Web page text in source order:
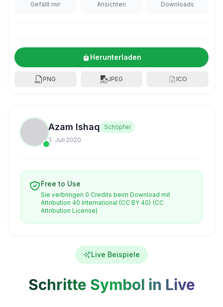
Gefällt mir Ansichten Downloads
Herunterladen
PNG JPEG ICO
Azam Ishaq
Schöpfer
3. Juli 2020
Free to Use
Sie verbringen 0 Credits beim Download mit
Attribution 40 International (CC BY 40) (CC
Attribution License)
Live Beispiele
Schritte Symbol in Live